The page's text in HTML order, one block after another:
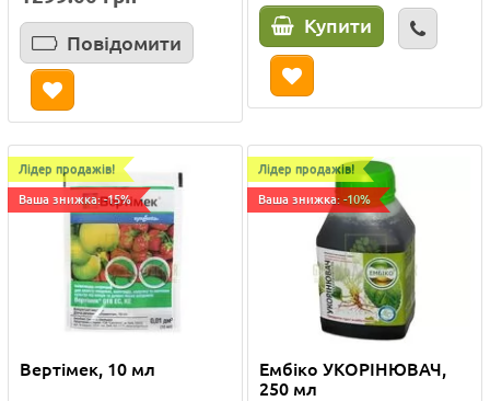
Повідомити
Купити
Лідер продажів!
Ваша знижка: -15%
Вертімек, 10 мл
Лідер продажів!
Ваша знижка: -10%
Ембіко УКОРІНЮВАЧ,
250 мл